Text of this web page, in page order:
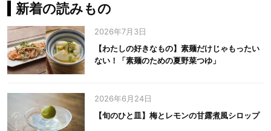
新着の読みもの
2026年7月3日
【わたしの好きなもの】素麺だけじゃもったい
ない！「素麺のための夏野菜つゆ」
2026年6月24日
【旬のひと皿】梅とレモンの甘露煮風シロップ